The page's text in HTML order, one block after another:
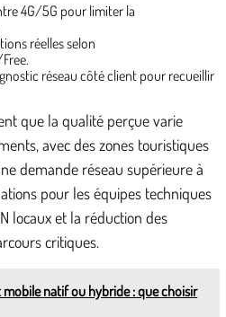
4G/5G pour limiter la
réelles selon
réseau côté client pour recueillir
que la qualité perçue varie
avec des zones touristiques
demande réseau supérieure à
pour les équipes techniques
locaux et la réduction des
critiques.
natif ou hybride : que choisir